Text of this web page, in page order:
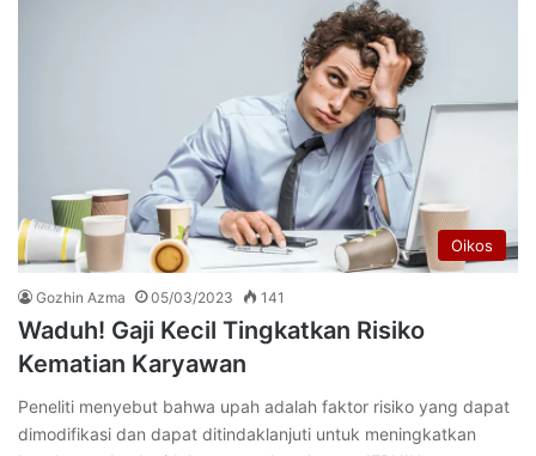
Oikos
Gozhin Azma 05/03/2023 141
Waduh! Gaji Kecil Tingkatkan Risiko
Kematian Karyawan
Peneliti menyebut bahwa upah adalah faktor risiko yang dapat
dimodifikasi dan dapat ditindaklanjuti untuk meningkatkan